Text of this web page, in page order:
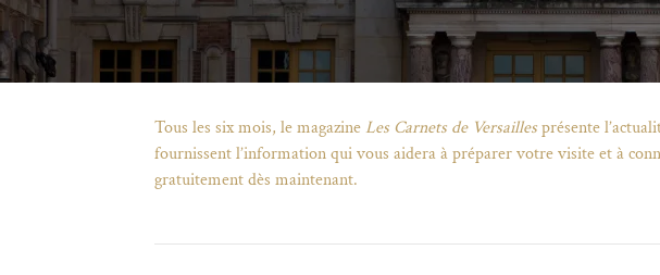
Tous les six mois, le magazineLes Carnets de Versaillesprésente
fournissent l’information qui vous aidera à préparer votre visite et à
gratuitement dès maintenant.